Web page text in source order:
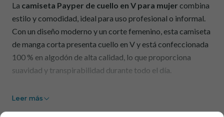
La camiseta Payper de cuello en V para mujer combina
estilo y comodidad, ideal para uso profesional o informal.
Con un diseño moderno y un corte femenino, esta camiseta
de manga corta presenta cuello en V y está confeccionada
100 % en algodón de alta calidad, lo que proporciona
suavidad y transpirabilidad durante todo el día.
Beneficios:
Leer más